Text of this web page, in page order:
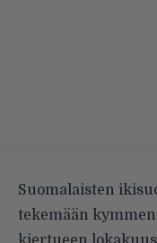
Suomalaisten
tekemään